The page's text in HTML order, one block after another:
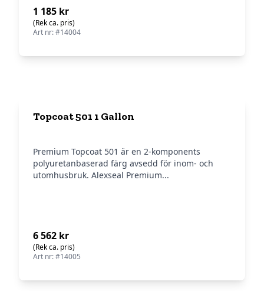
1 185 kr
(Rek ca. pris)
Art nr: #14004
Topcoat 501 1 Gallon
Premium Topcoat 501 är en 2-komponents
polyuretanbaserad färg avsedd för inom- och
utomhusbruk. Alexseal Premium...
6 562 kr
(Rek ca. pris)
Art nr: #14005